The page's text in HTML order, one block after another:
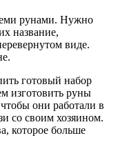
рунами. Нужно
название,
виде.
готовый набор
изготовить руны
они работали в
со своим хозяином.
которое больше